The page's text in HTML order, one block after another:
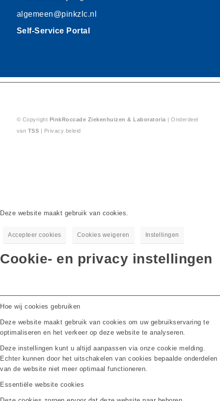
algemeen@pinkzlc.nl
Self-Service Portal
© Copyright PinkRoccade Ziekenhuizen & Laboratoria | Onderdeel
van TSS Privacy beleid
Deze website maakt gebruik van cookies.
Accepteer cookies Cookies weigeren Instellingen
Cookie- en privacy instellingen
Hoe wij cookies gebruiken
Deze website maakt gebruik van cookies om uw gebruikservaring te
optimaliseren en het verkeer op deze website te analyseren.
Deze instellingen kunt u altijd aanpassen via onze cookie melding.
Echter kunnen door het uitschakelen van cookies bepaalde onderdelen
van de website niet meer optimaal functioneren.
Essentiële website cookies